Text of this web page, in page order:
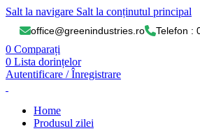
Salt la navigare Salt la conținutul principal
office@greenindustries.ro Telefon :
0 Comparați
0 Lista dorințelor
Autentificare / Înregistrare
Home
Produsul zilei